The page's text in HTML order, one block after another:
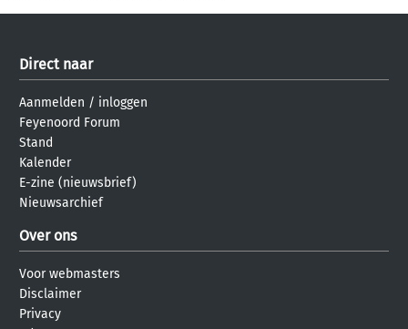
Direct naar
Aanmelden / inloggen
Feyenoord Forum
Stand
Kalender
E-zine (nieuwsbrief)
Nieuwsarchief
Over ons
Voor webmasters
Disclaimer
Privacy